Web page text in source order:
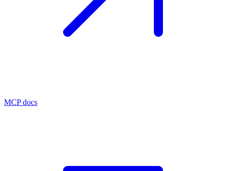
MCP docs